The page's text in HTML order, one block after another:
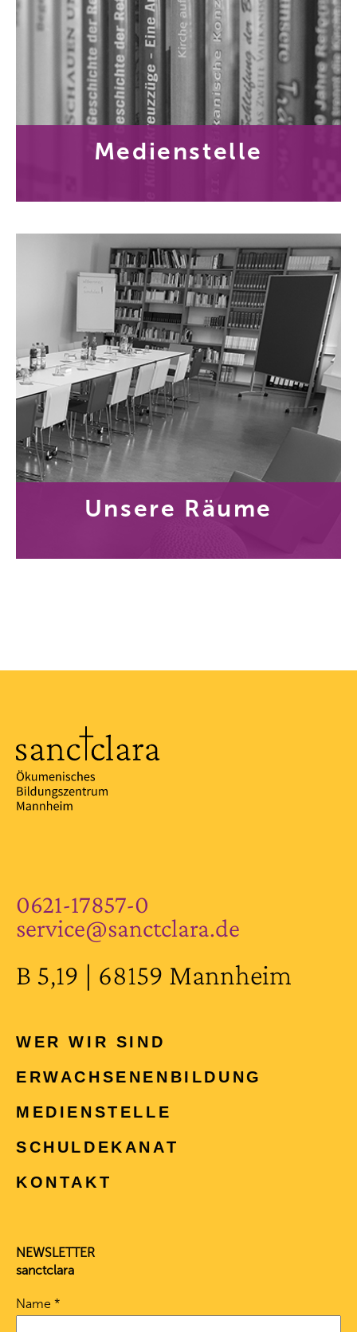
Medienstelle
Unsere Räume
0621-17857-0
service@sanctclara.de
B 5,19 | 68159 Mannheim
WER WIR SIND
ERWACHSENEN­BILDUNG
MEDIENSTELLE
SCHULDEKANAT
KONTAKT
NEWSLETTER
sanctclara
Name *